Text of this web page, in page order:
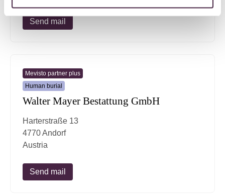
Send mail
Mevisto partner plus
Human burial
Walter Mayer Bestattung GmbH
Harterstraße 13
4770 Andorf
Austria
Send mail